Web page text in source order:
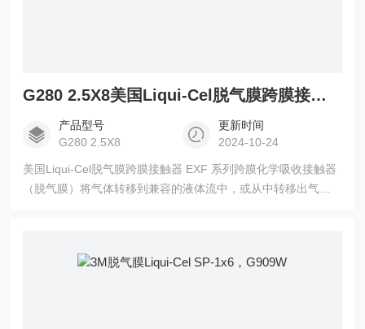
G280 2.5X8美国Liqui-Cel脱气膜跨膜接触器
产品型号
G280 2.5X8
更新时间
2024-10-24
美国Liqui-Cel脱气膜跨膜接触器 EXF 系列跨膜化学吸收接触器
（脱气膜）将气体转移到兼容的液体流中，或从中转移出气